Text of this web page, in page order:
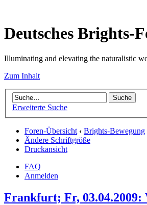
Deutsches Brights-
Illuminating and elevating the naturalistic
Zum Inhalt
Erweiterte Suche
Foren-Übersicht ‹ Brights-Bewegung
Ändere Schriftgröße
Druckansicht
FAQ
Anmelden
Frankfurt; Fr, 03.04.2009: